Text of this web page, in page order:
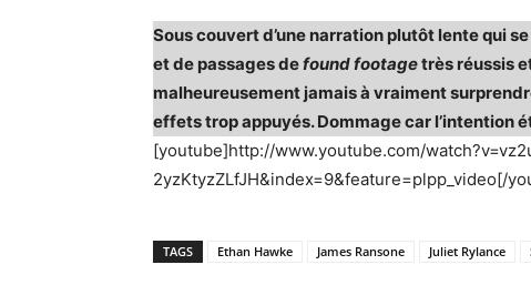
Sous couvert d’une narration plutôt lente qui
et de passages defound footagetrès réussis
malheureusement jamais à vraiment
effets trop appuyés. Dommage car l’intention
[youtube]http://www.youtube.com/
2yzKtyzZLfJH&index=9&feature=plpp_video[/
TAGS Ethan Hawke James Ransone Juliet Rylance